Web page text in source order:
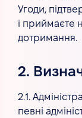
Угоди,
і приймаєте
дотримання.
2.
2.1.
певні